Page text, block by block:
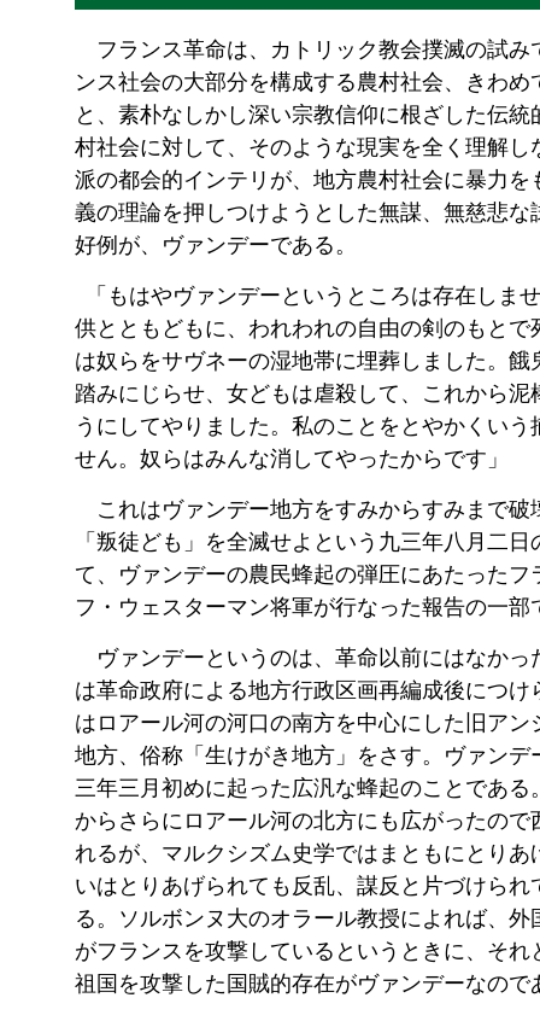
フランス革命は、カトリック教会撲滅の試み
ンス社会の大部分を構成する農村社会、きわめ
と、素朴なしかし深い宗教信仰に根ざした伝統
村社会に対して、そのような現実を全く理解し
派の都会的インテリが、地方農村社会に暴力を
義の理論を押しつけようとした無謀、無慈悲な
好例が、ヴァンデーである。
「もはやヴァンデーというところは存在しま
供とともどもに、われわれの自由の剣のもとで
は奴らをサヴネーの湿地帯に埋葬しました。餓
踏みにじらせ、女どもは虐殺して、これから泥
うにしてやりました。私のことをとやかくいう
せん。奴らはみんな消してやったからです」
これはヴァンデー地方をすみからすみまで破
「叛徒ども」を全滅せよという九三年八月二
て、ヴァンデーの農民蜂起の弾圧にあたったフ
フ・ウェスターマン将軍が行なった報告の一部
ヴァンデーというのは、革命以前にはなかっ
は革命政府による地方行政区画再編成後につけ
はロアール河の河口の南方を中心にした旧アン
地方、俗称「生けがき地方」をさす。ヴァンデ
三年三月初めに起った広汎な蜂起のことである
からさらにロアール河の北方にも広がったので
れるが、マルクシズム史学ではまともにとりあ
いはとりあげられても反乱、謀反と片づけられ
る。ソルボンヌ大のオラール教授によれば、外
がフランスを攻撃しているというときに、それ
祖国を攻撃した国賊的存在がヴァンデーなので